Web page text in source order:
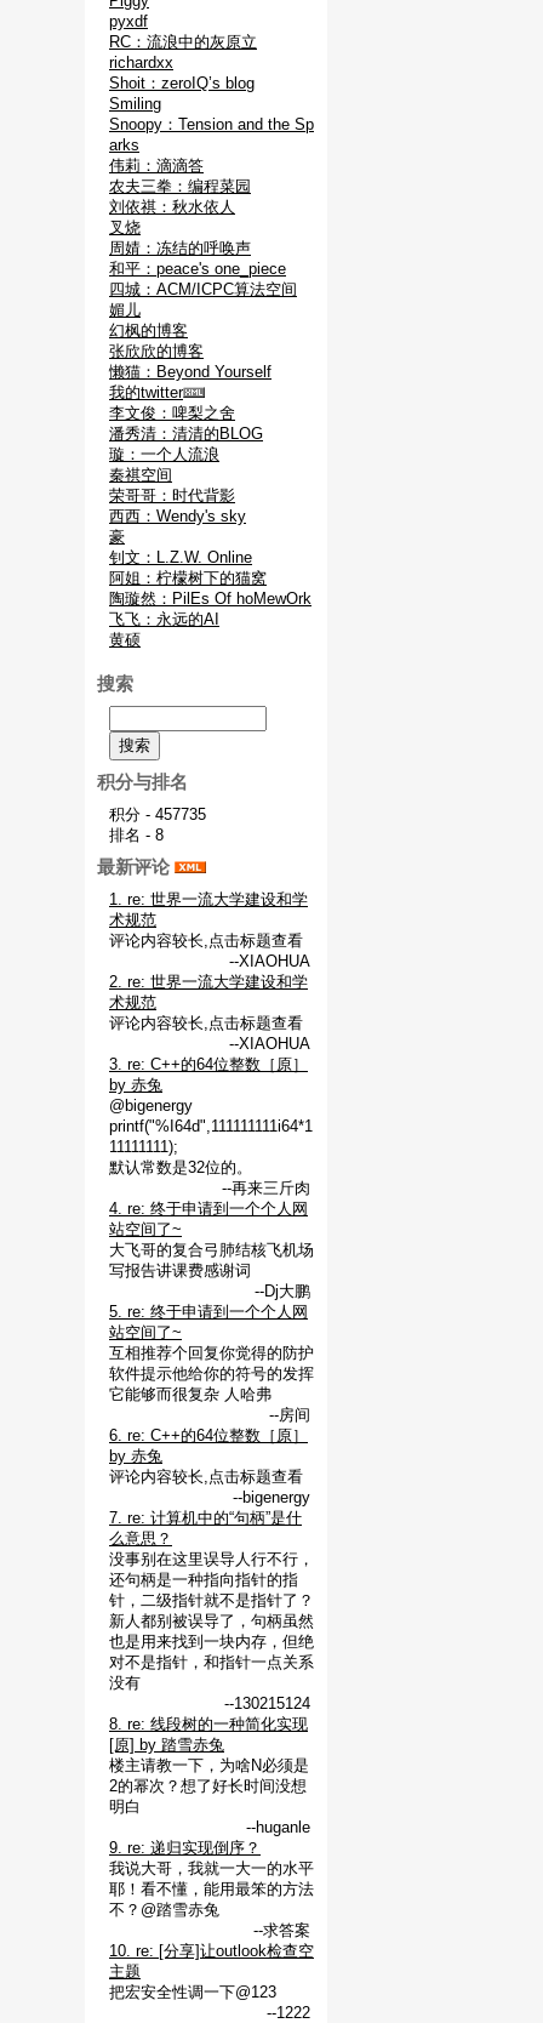
pyxdf
RC：流浪中的灰原立
richardxx
Shoit：zeroIQ’s blog
Smiling
Snoopy：Tension and the Sp
arks
伟莉：滴滴答
农夫三拳：编程菜园
刘依祺：秋水依人
叉烧
周婧：冻结的呼唤声
和平：peace's one_piece
四城：ACM/ICPC算法空间
媚儿
幻枫的博客
张欣欣的博客
懒猫：Beyond Yourself
我的twitter
李文俊：啤梨之舍
潘秀清：清清的BLOG
璇：一个人流浪
秦祺空间
荣哥哥：时代背影
西西：Wendy's sky
豪
钊文：L.Z.W. Online
阿姐：柠檬树下的猫窝
陶璇然：PilEs Of hoMewOrk
飞飞：永远的AI
黄硕
搜索
积分与排名
积分 - 457735
排名 - 8
最新评论
1. re: 世界一流大学建设和学
术规范
评论内容较长,点击标题查看
--XIAOHUA
2. re: 世界一流大学建设和学
术规范
评论内容较长,点击标题查看
--XIAOHUA
3. re: C++的64位整数［原］
by 赤兔
@bigenergy
printf("%I64d",111111111i64*1
11111111);
默认常数是32位的。
--再来三斤肉
4. re: 终于申请到一个个人网
站空间了~
大飞哥的复合弓肺结核飞机场
写报告讲课费感谢词
--Dj大鹏
5. re: 终于申请到一个个人网
站空间了~
互相推荐个回复你觉得的防护
软件提示他给你的符号的发挥
它能够而很复杂 人哈弗
--房间
6. re: C++的64位整数［原］
by 赤兔
评论内容较长,点击标题查看
--bigenergy
7. re: 计算机中的“句柄”是什
么意思？
没事别在这里误导人行不行，
还句柄是一种指向指针的指
针，二级指针就不是指针了？
新人都别被误导了，句柄虽然
也是用来找到一块内存，但绝
对不是指针，和指针一点关系
没有
--130215124
8. re: 线段树的一种简化实现
[原] by 踏雪赤兔
楼主请教一下，为啥N必须是
2的幂次？想了好长时间没想
明白
--huganle
9. re: 递归实现倒序？
我说大哥，我就一大一的水平
耶！看不懂，能用最笨的方法
不？@踏雪赤兔
--求答案
10. re: [分享]让outlook检查空
主题
把宏安全性调一下@123
--1222